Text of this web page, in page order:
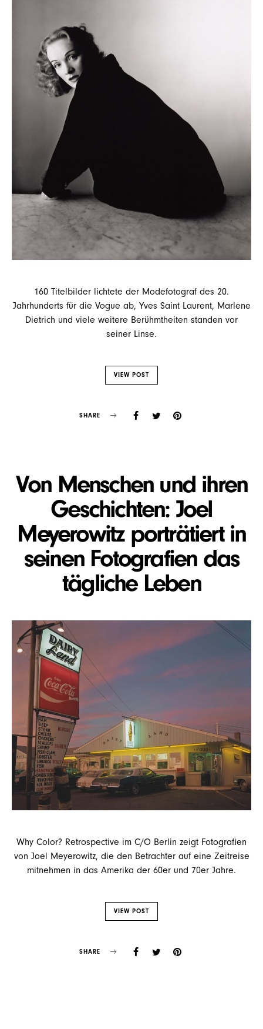
160 Titelbilder lichtete der Modefotograf des 20.
Jahrhunderts für die Vogue ab, Yves Saint Laurent, Marlene
Dietrich und viele weitere Berühmtheiten standen vor
seiner Linse.
VIEW POST
SHARE
Von Menschen und ihren
Geschichten: Joel
Meyerowitz porträtiert in
seinen Fotografien das
tägliche Leben
Why Color? Retrospective im C/O Berlin zeigt Fotografien
von Joel Meyerowitz, die den Betrachter auf eine Zeitreise
mitnehmen in das Amerika der 60er und 70er Jahre.
VIEW POST
SHARE